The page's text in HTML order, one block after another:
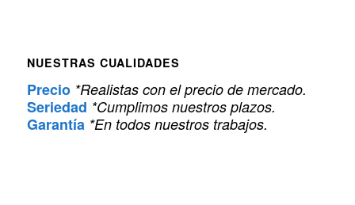
NUESTRAS CUALIDADES
Precio *Realistas con el precio de mercado.
Seriedad *Cumplimos nuestros plazos.
Garantía *En todos nuestros trabajos.